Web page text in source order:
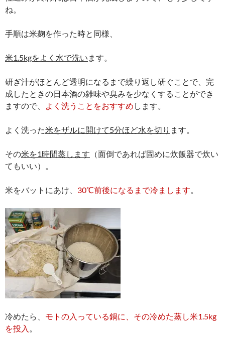
ね。
手順は米麹を作った時と同様、
米1.5kgをよく水で洗い ます。
研ぎ汁がほとんど透明になるまで繰り返し研ぐことで、完
成したときの日本酒の雑味や臭みを少なくすることができ
ますので、
よく洗うことをおすすめ します。
よく洗った米をザルに開けて5分ほど水を切り ます。
その米を1時間蒸します （面倒であれば固めに炊飯器で炊い
てもいい）。
米をバットにあけ、 30℃前後になるまで冷まします。
冷めたら、 モトの入っている鍋に、その冷めた蒸し米1.5kg
を投入 。